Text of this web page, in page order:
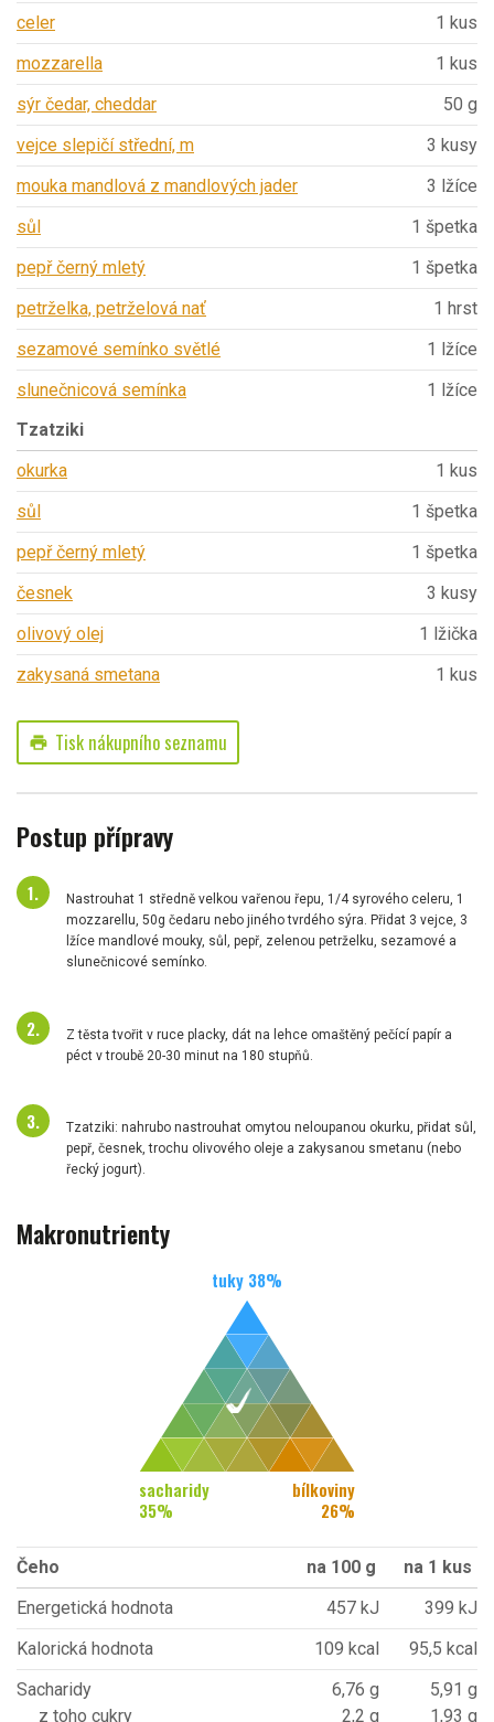
celer
1 kus
mozzarella
1 kus
sýr čedar, cheddar
50 g
vejce slepičí střední, m
3 kusy
mouka mandlová z mandlových jader
3 lžíce
sůl
1 špetka
pepř černý mletý
1 špetka
petrželka, petrželová nať
1 hrst
sezamové semínko světlé
1 lžíce
slunečnicová semínka
1 lžíce
Tzatziki
okurka
1 kus
sůl
1 špetka
pepř černý mletý
1 špetka
česnek
3 kusy
olivový olej
1 lžička
zakysaná smetana
1 kus
print Tisk nákupního seznamu
Postup přípravy
Nastrouhat 1 středně velkou vařenou řepu, 1/4 syrového celeru, 1
mozzarellu, 50g čedaru nebo jiného tvrdého sýra. Přidat 3 vejce, 3
lžíce mandlové mouky, sůl, pepř, zelenou petrželku, sezamové a
slunečnicové semínko.
Z těsta tvořit v ruce placky, dát na lehce omaštěný pečící papír a
péct v troubě 20-30 minut na 180 stupňů.
Tzatziki: nahrubo nastrouhat omytou neloupanou okurku, přidat sůl,
pepř, česnek, trochu olivového oleje a zakysanou smetanu (nebo
řecký jogurt).
Makronutrienty
tuky 38%
sacharidy
35%
bílkoviny
26%
Čeho na 100 g
na 1 kus
Energetická hodnota
457 kJ
399 kJ
Kalorická hodnota
109 kcal
95,5 kcal
Sacharidy
z toho cukry
6,76 g
2,2 g
5,91 g
1,93 g